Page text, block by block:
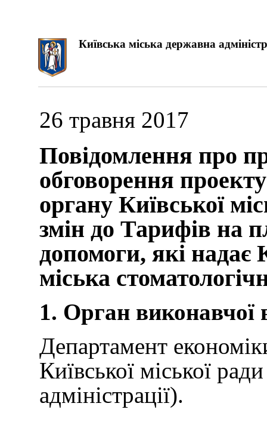
Київська міська державна
26 травня 2017
Повідомлення про
обговорення
органу Київської
змін до Тарифів на
допомоги, які надає
міська
1. Орган виконавчої
Департамент
Київської міської
адміністрації).